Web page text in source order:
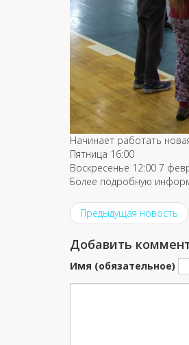
Начинает работать
Пятница 16:00
Воскресенье 12:00 7
Более подробную
Предыдущая новость
Добавить
Имя (обязательное)